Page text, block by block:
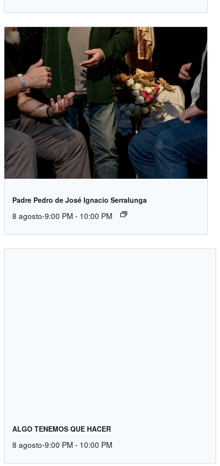
Padre Pedro de José Ignacio Serralunga
8 agosto-9:00 PM - 10:00 PM
ALGO TENEMOS QUE HACER
8 agosto-9:00 PM - 10:00 PM